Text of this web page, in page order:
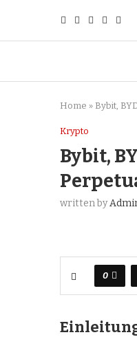
Home » Bybit,
Krypto
Bybit,
written by
0